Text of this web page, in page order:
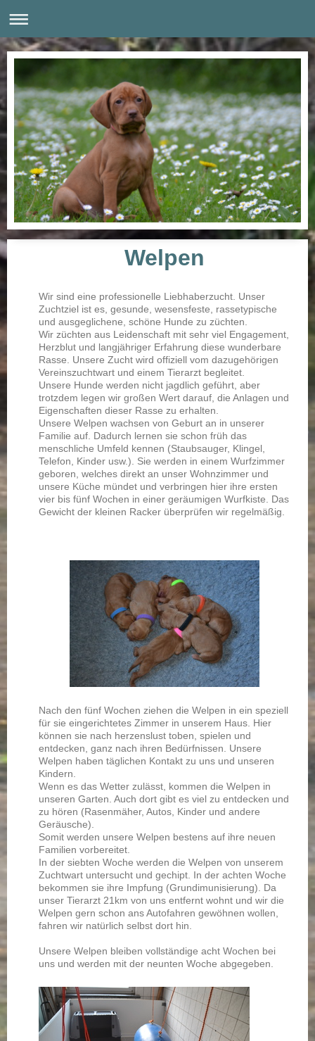
Welpen
Wir sind eine professionelle Liebhaberzucht. Unser
Zuchtziel ist es, gesunde, wesensfeste, rassetypische
und ausgeglichene, schöne Hunde zu züchten.
Wir züchten aus Leidenschaft mit sehr viel Engagement,
Herzblut und langjähriger Erfahrung diese wunderbare
Rasse. Unsere Zucht wird offiziell vom dazugehörigen
Vereinszuchtwart und einem Tierarzt begleitet.
Unsere Hunde werden nicht jagdlich geführt, aber
trotzdem legen wir großen Wert darauf, die Anlagen und
Eigenschaften dieser Rasse zu erhalten.
Unsere Welpen wachsen von Geburt an in unserer
Familie auf. Dadurch lernen sie schon früh das
menschliche Umfeld kennen (Staubsauger, Klingel,
Telefon, Kinder usw.). Sie werden in einem Wurfzimmer
geboren, welches direkt an unser Wohnzimmer und
unsere Küche mündet und verbringen hier ihre ersten
vier bis fünf Wochen in einer geräumigen Wurfkiste. Das
Gewicht der kleinen Racker überprüfen wir regelmäßig.
Nach den fünf Wochen ziehen die Welpen in ein speziell
für sie eingerichtetes Zimmer in unserem Haus. Hier
können sie nach herzenslust toben, spielen und
entdecken, ganz nach ihren Bedürfnissen. Unsere
Welpen haben täglichen Kontakt zu uns und unseren
Kindern.
Wenn es das Wetter zulässt, kommen die Welpen in
unseren Garten. Auch dort gibt es viel zu entdecken und
zu hören (Rasenmäher, Autos, Kinder und andere
Geräusche).
Somit werden unsere Welpen bestens auf ihre neuen
Familien vorbereitet.
In der siebten Woche werden die Welpen von unserem
Zuchtwart untersucht und gechipt. In der achten Woche
bekommen sie ihre Impfung (Grundimunisierung). Da
unser Tierarzt 21km von uns entfernt wohnt und wir die
Welpen gern schon ans Autofahren gewöhnen wollen,
fahren wir natürlich selbst dort hin.
Unsere Welpen bleiben vollständige acht Wochen bei
uns und werden mit der neunten Woche abgegeben.